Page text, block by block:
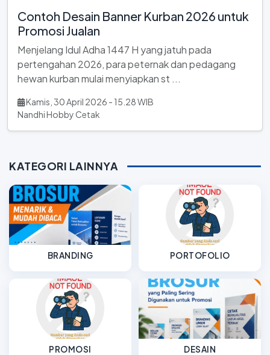
Contoh Desain Banner Kurban 2026 untuk
Promosi Jualan
Menjelang Idul Adha 1447 H yang jatuh pada
pertengahan 2026, para peternak dan pedagang
hewan kurban mulai menyiapkan st ...
Kamis, 30 April 2026 - 15.28 WIB
Nandhi Hobby Cetak
KATEGORI LAINNYA
BRANDING PORTOFOLIO
PROMOSI DESAIN